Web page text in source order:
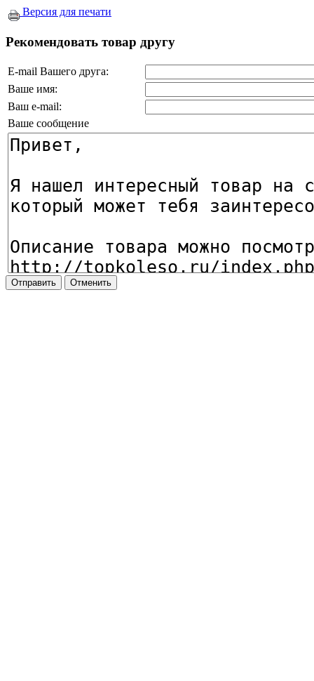
Версия для печати
Рекомендовать товар другу
E-mail Вашего друга:
Ваше имя:
Ваш e-mail:
Ваше сообщение